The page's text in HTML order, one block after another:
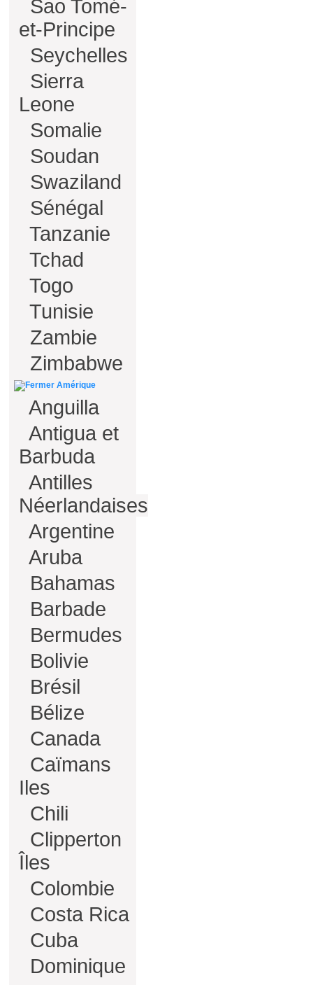
Sao Tomé-
et-Principe
Seychelles
Sierra
Leone
Somalie
Soudan
Swaziland
Sénégal
Tanzanie
Tchad
Togo
Tunisie
Zambie
Zimbabwe
Amérique
Anguilla
Antigua et
Barbuda
Antilles
Néerlandaises
Argentine
Aruba
Bahamas
Barbade
Bermudes
Bolivie
Brésil
Bélize
Canada
Caïmans
Iles
Chili
Clipperton
Îles
Colombie
Costa Rica
Cuba
Dominique